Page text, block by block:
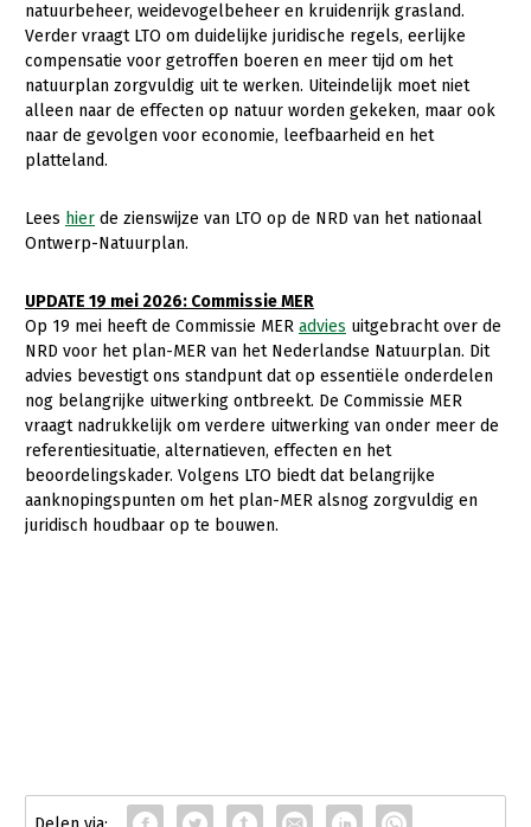
natuurbeheer, weidevogelbeheer en kruidenrijk grasland.
Verder vraagt LTO om duidelijke juridische regels, eerlijke
compensatie voor getroffen boeren en meer tijd om het
natuurplan zorgvuldig uit te werken. Uiteindelijk moet niet
alleen naar de effecten op natuur worden gekeken, maar ook
naar de gevolgen voor economie, leefbaarheid en het
platteland.
Lees hier de zienswijze van LTO op de NRD van het nationaal
Ontwerp-Natuurplan.
UPDATE 19 mei 2026: Commissie MER
Op 19 mei heeft de Commissie MER advies uitgebracht over de
NRD voor het plan-MER van het Nederlandse Natuurplan. Dit
advies bevestigt ons standpunt dat op essentiële onderdelen
nog belangrijke uitwerking ontbreekt. De Commissie MER
vraagt nadrukkelijk om verdere uitwerking van onder meer de
referentiesituatie, alternatieven, effecten en het
beoordelingskader. Volgens LTO biedt dat belangrijke
aanknopingspunten om het plan-MER alsnog zorgvuldig en
juridisch houdbaar op te bouwen.